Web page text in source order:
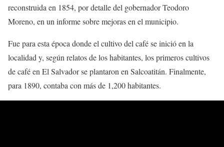
reconstruida en 1854, por detalle del gobernador Teodoro
Moreno, en un informe sobre mejoras en el municipio.
Fue para esta época donde el cultivo del café se inició en la
localidad y, según relatos de los habitantes, los primeros cultivos
de café en El Salvador se plantaron en Salcoatitán. Finalmente,
para 1890, contaba con más de 1,200 habitantes.